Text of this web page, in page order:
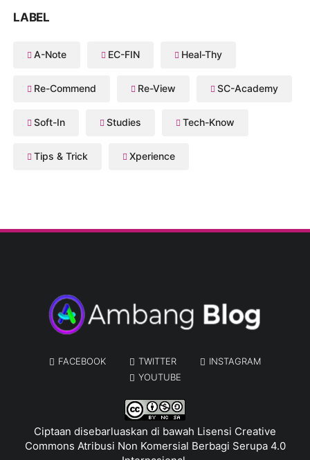
LABEL
A-Note EC-FIN Heal-Thy
Re-Commend Re-View SC-Academy
Soft-In Studies Tech-Know
Tips & Trick Xperience
FACEBOOK TWITTER
INSTAGRAM
YOUTUBE
Ciptaan disebarluaskan di bawah Lisensi Creative
Commons Atribusi Non Komersial Berbagi Serupa 4.0